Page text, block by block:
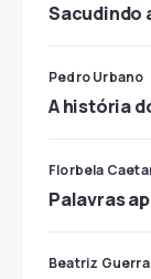
Sacudindo
Pedro Urbano
A história
Florbela
Palavras
Beatriz Guerra